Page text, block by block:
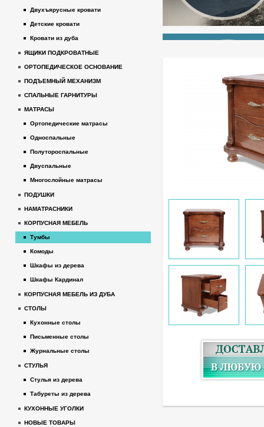
Двухъярусные кровати
Детские кровати
Кровати из дуба
ЯЩИКИ ПОДКРОВАТНЫЕ
ОРТОПЕДИЧЕСКОЕ ОСНОВАНИЕ
ПОДЪЕМНЫЙ МЕХАНИЗМ
СПАЛЬНЫЕ ГАРНИТУРЫ
МАТРАСЫ
Ортопедические матрасы
Односпальные
Полутороспальные
Двуспальные
Многослойные матрасы
ПОДУШКИ
НАМАТРАСНИКИ
КОРПУСНАЯ МЕБЕЛЬ
Тумбы
Комоды
Шкафы из дерева
Шкафы Кардинал
КОРПУСНАЯ МЕБЕЛЬ ИЗ ДУБА
СТОЛЫ
Кухонные столы
Письменные столы
Журнальные столы
СТУЛЬЯ
Стулья из дерева
Табуреты из дерева
КУХОННЫЕ УГОЛКИ
НОВЫЕ ТОВАРЫ